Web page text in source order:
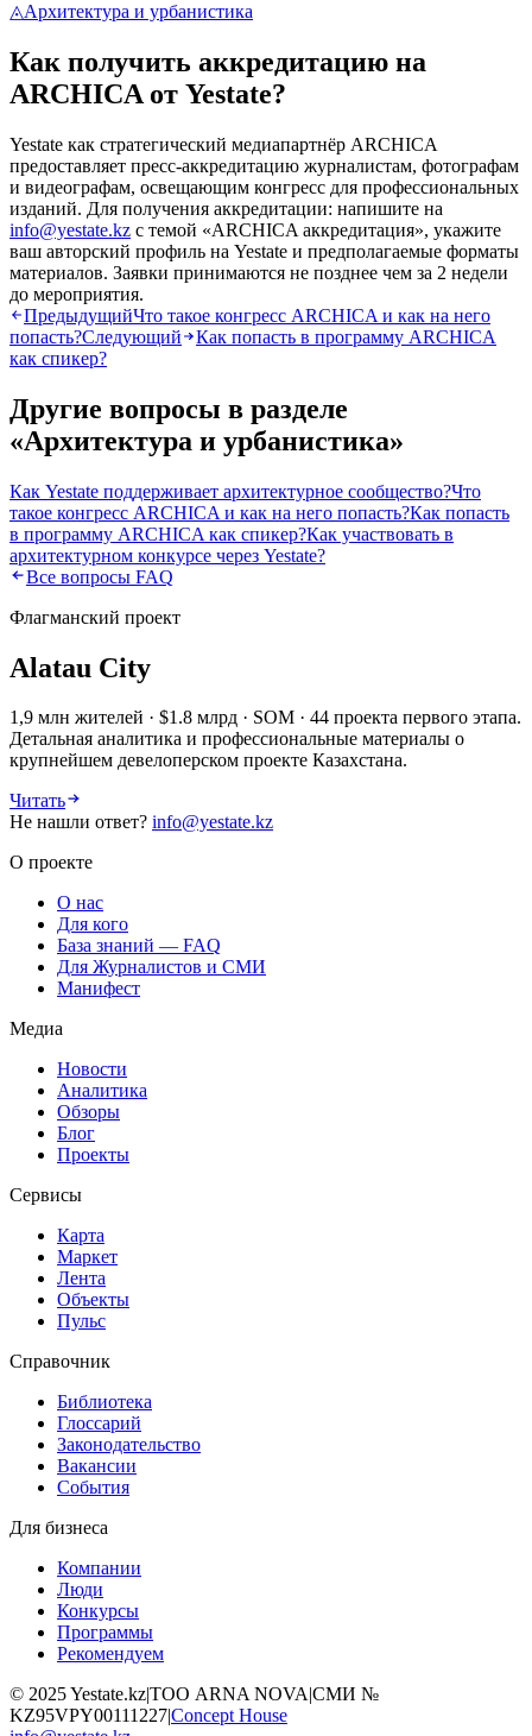
◬Архитектура и урбанистика
Как получить аккредитацию на
ARCHICA от Yestate?
Yestate как стратегический медиапартнёр ARCHICA
предоставляет пресс-аккредитацию журналистам, фотографам
и видеографам, освещающим конгресс для профессиональных
изданий. Для получения аккредитации: напишите на
info@yestate.kz с темой «ARCHICA аккредитация», укажите
ваш авторский профиль на Yestate и предполагаемые форматы
материалов. Заявки принимаются не позднее чем за 2 недели
до мероприятия.
ПредыдущийЧто такое конгресс ARCHICA и как на него
попасть?Следующий
Как попасть в программу ARCHICA
как спикер?
Другие вопросы в разделе
«Архитектура и урбанистика»
Как Yestate поддерживает архитектурное сообщество?Что
такое конгресс ARCHICA и как на него попасть?Как попасть
в программу ARCHICA как спикер?Как участвовать в
архитектурном конкурсе через Yestate?
Все вопросы FAQ
Флагманский проект
Alatau City
1,9 млн жителей · $1.8 млрд · SOM · 44 проекта первого этапа.
Детальная аналитика и профессиональные материалы о
крупнейшем девелоперском проекте Казахстана.
Читать
Не нашли ответ? info@yestate.kz
О проекте
О нас
Для кого
База знаний — FAQ
Для Журналистов и СМИ
Манифест
Медиа
Новости
Аналитика
Обзоры
Блог
Проекты
Сервисы
Карта
Маркет
Лента
Объекты
Пульс
Справочник
Библиотека
Глоссарий
Законодательство
Вакансии
События
Для бизнеса
Компании
Люди
Конкурсы
Программы
Рекомендуем
© 2025Yestate.kz|ТОО ARNA NOVA|СМИ №
KZ95VPY00111227|Concept House